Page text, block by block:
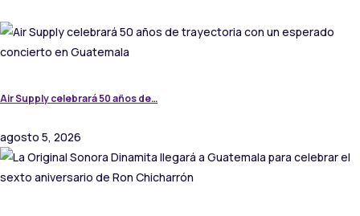
Air Supply celebrará 50 años de…
agosto 5, 2026